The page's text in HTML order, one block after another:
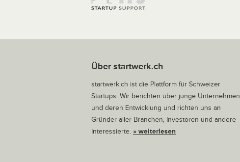
Über startwerk.ch
startwerk.ch ist die Plattform für Schweizer
Startups. Wir berichten über junge Unternehmen
und deren Entwicklung und richten uns an
Gründer aller Branchen, Investoren und andere
Interessierte. » weiterlesen